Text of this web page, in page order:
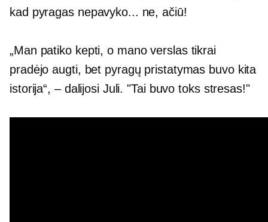
kad pyragas nepavyko... ne, ačiū!
„Man patiko kepti, o mano verslas tikrai
pradėjo augti, bet pyragų pristatymas buvo kita
istorija“, – dalijosi Juli. "Tai buvo toks stresas!"